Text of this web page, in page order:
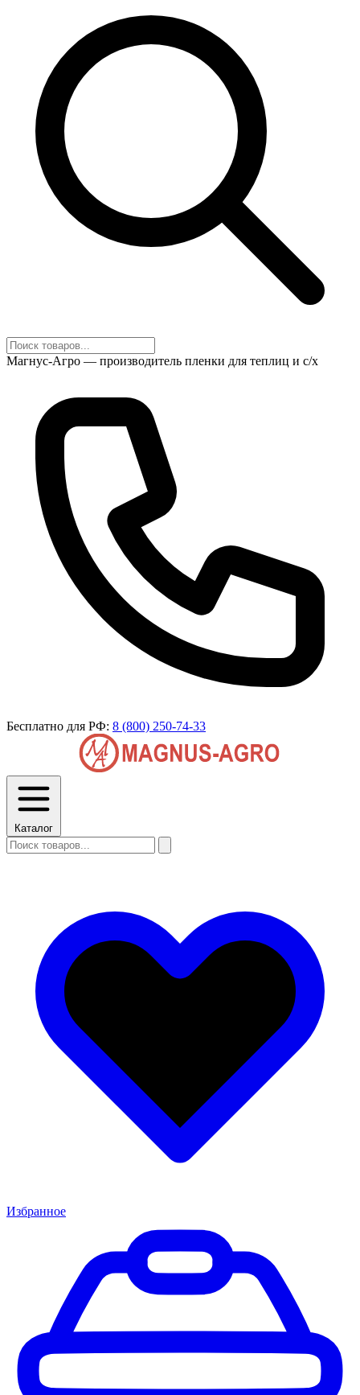
Магнус-Агро — производитель пленки для теплиц и с/х
Бесплатно для РФ: 8 (800) 250-74-33
Каталог
Избранное